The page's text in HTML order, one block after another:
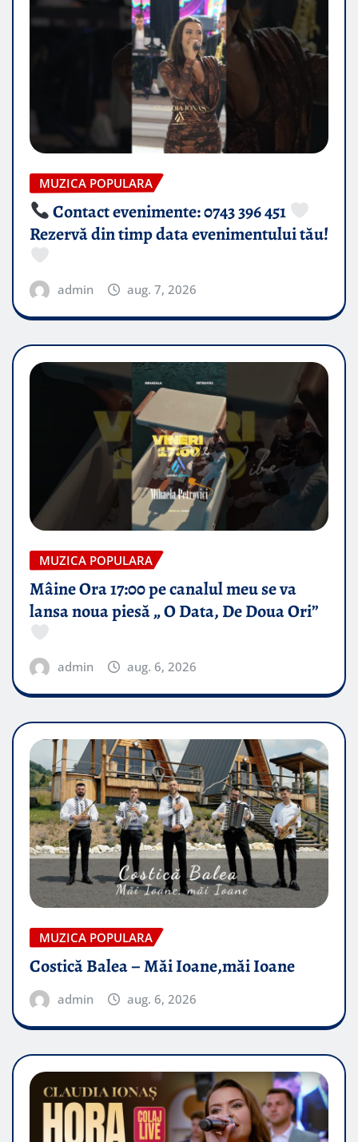
MUZICA POPULARA
Contact evenimente: 0743 396 451
Rezervă din timp data evenimentului tău!
admin aug. 7, 2026
MUZICA POPULARA
Mâine Ora 17:00 pe canalul meu se va
lansa noua piesă „ O Data, De Doua Ori”
admin aug. 6, 2026
MUZICA POPULARA
Costică Balea – Măi Ioane,măi Ioane
admin aug. 6, 2026